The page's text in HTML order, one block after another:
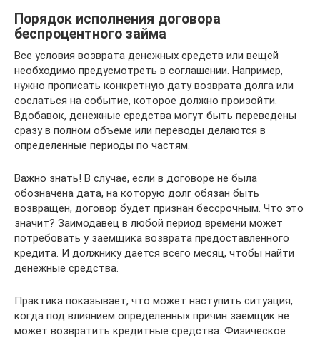
Порядок исполнения договора
беспроцентного займа
Все условия возврата денежных средств или вещей
необходимо предусмотреть в соглашении. Например,
нужно прописать конкретную дату возврата долга или
сослаться на событие, которое должно произойти.
Вдобавок, денежные средства могут быть переведены
сразу в полном объеме или переводы делаются в
определенные периоды по частям.
Важно знать! В случае, если в договоре не была
обозначена дата, на которую долг обязан быть
возвращен, договор будет признан бессрочным. Что это
значит? Заимодавец в любой период времени может
потребовать у заемщика возврата предоставленного
кредита. И должнику дается всего месяц, чтобы найти
денежные средства.
Практика показывает, что может наступить ситуация,
когда под влиянием определенных причин заемщик не
может возвратить кредитные средства. Физическое